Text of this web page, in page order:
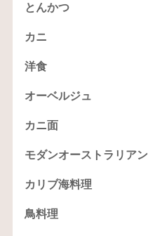
とんかつ
カニ
洋食
オーベルジュ
カニ面
モダンオーストラリアン
カリブ海料理
鳥料理